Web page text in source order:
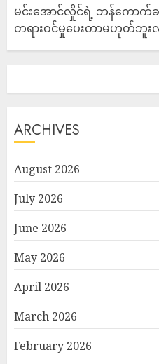
မင်းအောင်လှိုင်ရဲ့ ဘန်ကောက်ခ
တရားဝင်မှုပေးတာမဟုတ်ဘူးလို့
ARCHIVES
August 2026
July 2026
June 2026
May 2026
April 2026
March 2026
February 2026